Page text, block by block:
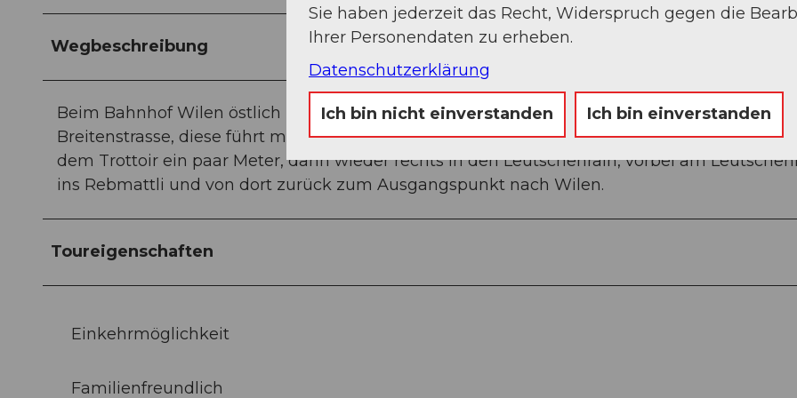
Wegbeschreibung
Beim Bahnhof Wilen östlich halten, die Bahnlinie überqueren und dann sofort in die
Breitenstrasse, diese führt mitten durch die Rebhaine nach Leutschen, dann rechts halten
dem Trottoir ein paar Meter, dann wieder rechts in den Leutschenrain, vorbei am
ins Rebmattli und von dort zurück zum Ausgangspunkt nach Wilen.
Toureigenschaften
Einkehrmöglichkeit
Familienfreundlich
Sie haben jederzeit das Recht, Widerspruch gegen die
Ihrer Personendaten zu erheben.
Datenschutzerklärung
Ich bin nicht einverstanden Ich bin einverstanden